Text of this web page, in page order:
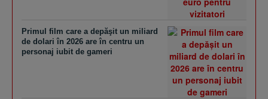
Primul film care a depăşit un miliard
de dolari în 2026 are în centru un
personaj iubit de gameri